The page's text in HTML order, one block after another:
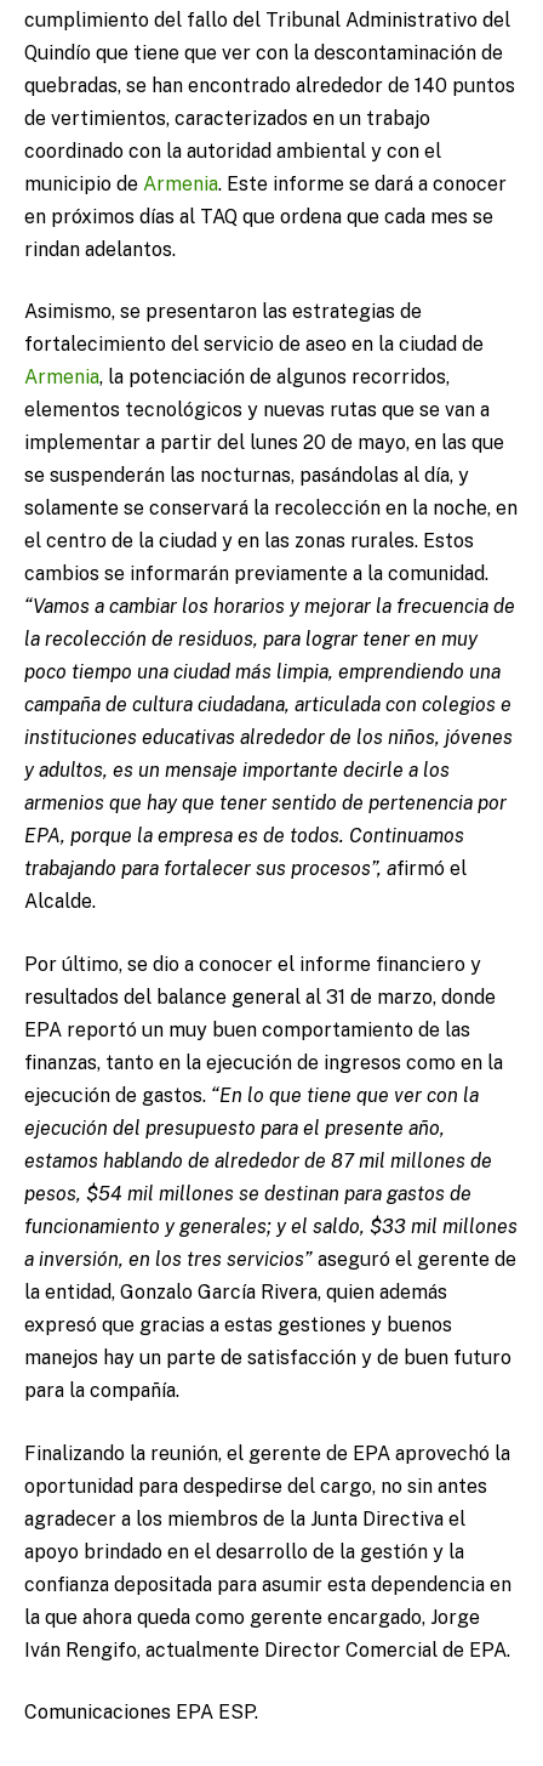
cumplimiento del fallo del Tribunal Administrativo del
Quindío que tiene que ver con la descontaminación de
quebradas, se han encontrado alrededor de 140 puntos
de vertimientos, caracterizados en un trabajo
coordinado con la autoridad ambiental y con el
municipio de Armenia. Este informe se dará a conocer
en próximos días al TAQ que ordena que cada mes se
rindan adelantos.
Asimismo, se presentaron las estrategias de
fortalecimiento del servicio de aseo en la ciudad de
Armenia, la potenciación de algunos recorridos,
elementos tecnológicos y nuevas rutas que se van a
implementar a partir del lunes 20 de mayo, en las que
se suspenderán las nocturnas, pasándolas al día, y
solamente se conservará la recolección en la noche, en
el centro de la ciudad y en las zonas rurales. Estos
cambios se informarán previamente a la comunidad.
“Vamos a cambiar los horarios y mejorar la frecuencia de
la recolección de residuos, para lograr tener en muy
poco tiempo una ciudad más limpia, emprendiendo una
campaña de cultura ciudadana, articulada con colegios e
instituciones educativas alrededor de los niños, jóvenes
y adultos, es un mensaje importante decirle a los
armenios que hay que tener sentido de pertenencia por
EPA, porque la empresa es de todos. Continuamos
trabajando para fortalecer sus procesos”, afirmó el
Alcalde.
Por último, se dio a conocer el informe financiero y
resultados del balance general al 31 de marzo, donde
EPA reportó un muy buen comportamiento de las
finanzas, tanto en la ejecución de ingresos como en la
ejecución de gastos. “En lo que tiene que ver con la
ejecución del presupuesto para el presente año,
estamos hablando de alrededor de 87 mil millones de
pesos, $54 mil millones se destinan para gastos de
funcionamiento y generales; y el saldo, $33 mil millones
a inversión, en los tres servicios” aseguró el gerente de
la entidad, Gonzalo García Rivera, quien además
expresó que gracias a estas gestiones y buenos
manejos hay un parte de satisfacción y de buen futuro
para la compañía.
Finalizando la reunión, el gerente de EPA aprovechó la
oportunidad para despedirse del cargo, no sin antes
agradecer a los miembros de la Junta Directiva el
apoyo brindado en el desarrollo de la gestión y la
confianza depositada para asumir esta dependencia en
la que ahora queda como gerente encargado, Jorge
Iván Rengifo, actualmente Director Comercial de EPA.
Comunicaciones EPA ESP.